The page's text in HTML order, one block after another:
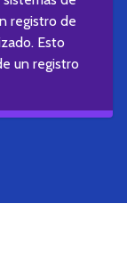
registro de
Esto
un registro